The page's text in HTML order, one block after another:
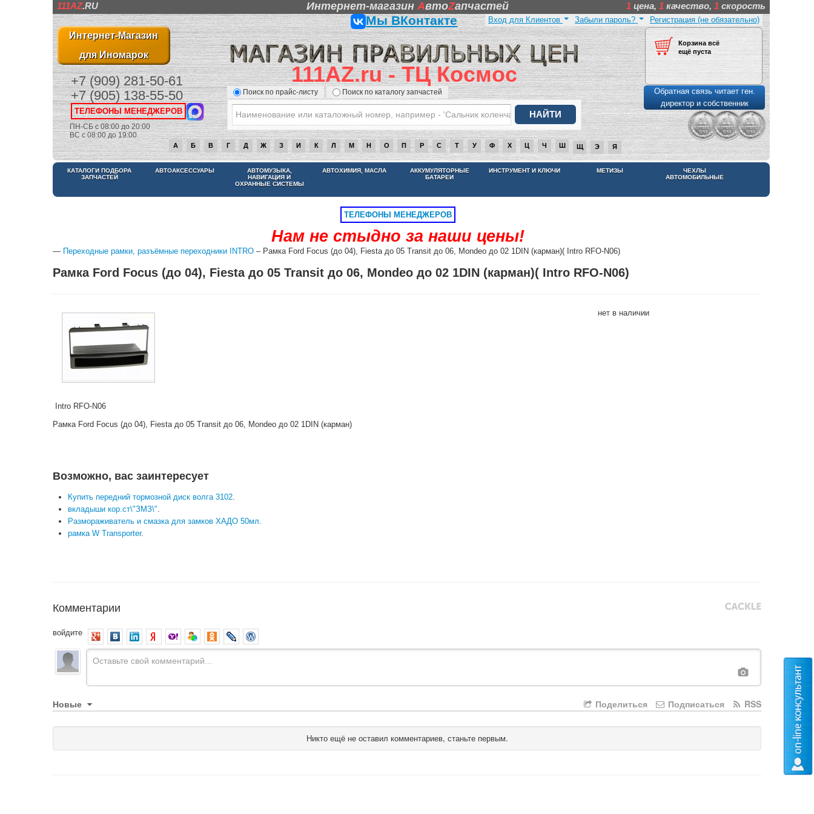
111AZ.RU Интернет-магазинAвтоZапчастей 1 цена, 1 качество, 1 скорость
Интернет-Магазин
для Иномарок
+7 (909) 281-50-61
+7 (905) 138-55-50
ТЕЛЕФОНЫ МЕНЕДЖЕРОВ
ПН-СБ с 08:00 до 20:00
ВС с 08:00 до 19:00
Мы ВКонтакте
111AZ.ru - ТЦ Космос
Поиск по прайс-листу Поиск по каталогу запчастей
Регистрация (не обязательно)
Забыли пароль?
Вход для Клиентов
Корзина всё
ещё пуста
Обратная связь читает ген.
директор и собственник
А Б В Г Д Ж З И К Л М Н О П Р С Т У Ф Х Ц Ч Ш Щ Э Я
НАМ НЕ СТЫДНО ЗА НАШИ ЦЕНЫ
КАТАЛОГИ ПОДБОРА
ЗАПЧАСТЕЙ
АВТОАКСЕССУАРЫ
АВТОМУЗЫКА,
НАВИГАЦИЯ И
ОХРАННЫЕ СИСТЕМЫ
АВТОХИМИЯ, МАСЛА
АККУМУЛЯТОРНЫЕ
БАТАРЕИ
ИНСТРУМЕНТ И КЛЮЧИ МЕТИЗЫ
ЧЕХЛЫ
АВТОМОБИЛЬНЫЕ
ТЕЛЕФОНЫ МЕНЕДЖЕРОВ
Нам не стыдно за наши цены!
— Переходные рамки, разъёмные переходники INTRO – Рамка Ford Focus (до 04), Fiesta до 05 Transit до 06, Mondeo до 02 1DIN (карман)( Intro RFO-N06)
Рамка Ford Focus (до 04), Fiesta до 05 Transit до 06, Mondeo до 02 1DIN (карман)( Intro RFO-N06)
нет в наличии
Intro RFO-N06
Рамка Ford Focus (до 04), Fiesta до 05 Transit до 06, Mondeo до 02 1DIN (карман)
Возможно, вас заинтересует
Купить передний тормозной диск волга 3102.
вкладыши кор.ст\"ЗМЗ\".
Размораживатель и смазка для замков ХАДО 50мл.
рамка W Transporter.
Комментарии
войдите
Новые RSS
Подписаться
Поделиться
Никто ещё не оставил комментариев, станьте первым.